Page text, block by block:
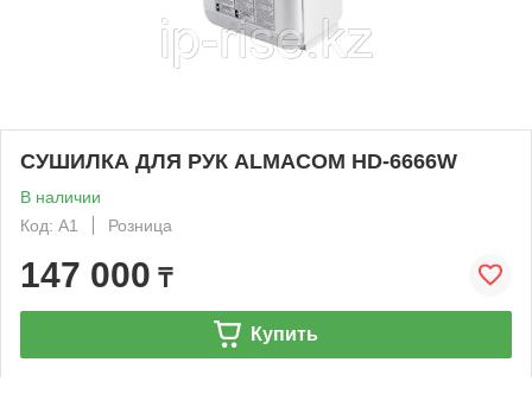
СУШИЛКА ДЛЯ РУК ALMACOM HD-6666W
В наличии
Код: А1
Розница
147 000 ₸
Купить